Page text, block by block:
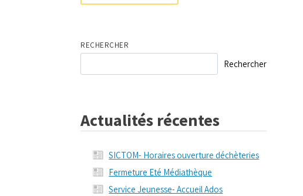
RECHERCHER
Rechercher
Actualités récentes
SICTOM- Horaires ouverture déchèteries
Fermeture Eté Médiathèque
Service Jeunesse- Accueil Ados